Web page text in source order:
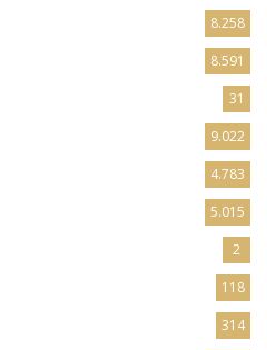
8.258
8.591
31
9.022
4.783
5.015
2
118
314